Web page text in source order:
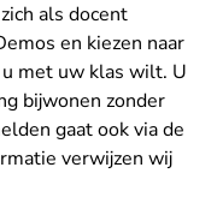
als docent
en kiezen naar
met uw klas wilt. U
bijwonen zonder
gaat ook via de
verwijzen wij
Rechtspraak.nl